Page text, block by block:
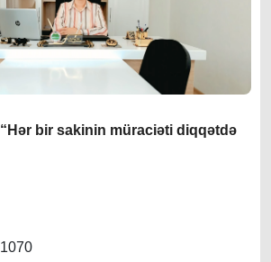
“Hər bir sakinin müraciəti diqqətdə
1070